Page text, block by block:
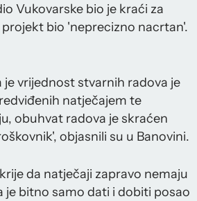
Vukovarske bio je kraći za
bio 'neprecizno nacrtan'.
je vrijednost stvarnih radova je
natječajem te
obuhvat radova je skraćen
objasnili su u Banovini.
da natječaji zapravo nemaju
je bitno samo dati i dobiti posao